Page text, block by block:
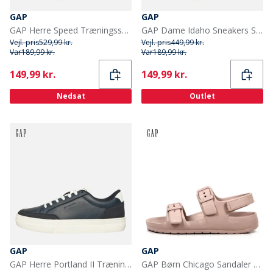
GAP
GAP Herre Speed Træningssko Oliven
Vejl. pris529,99 kr.
Var189,99 kr.
Current
149,99 kr.
Nedsat
GAP
GAP Dame Idaho Sneakers Sort
Vejl. pris449,99 kr.
Var189,99 kr.
Current
149,99 kr.
Outlet
GAP
GAP Herre Portland II Træningssko Elysian Blå
GAP
GAP Børn Chicago Sandaler Lyserød